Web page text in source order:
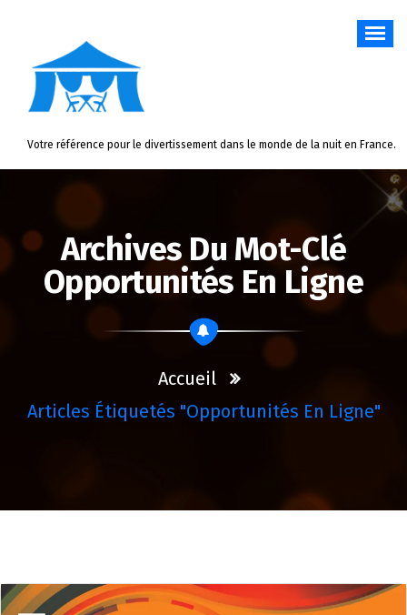
Votre référence pour le divertissement dans le monde de la nuit en France.
Archives Du Mot-Clé
Opportunités En Ligne
Accueil
Articles Étiquetés "opportunités En Ligne"